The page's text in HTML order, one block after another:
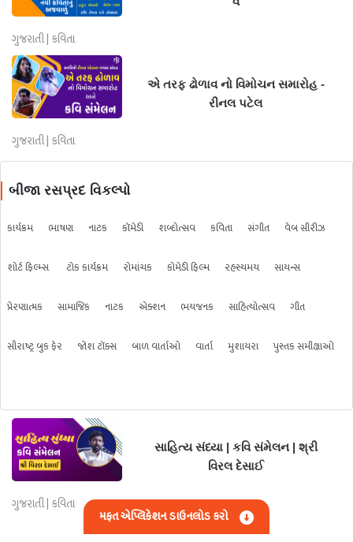
ગુજરાતી | કવિતા
એ તરફ ઢોળાવ નો વિમોચન સમારોહ -
રીનલ પટેલ
ગુજરાતી | કવિતા
બીજા રસપ્રદ વિકલ્પો
કાર્યક્રમ ભાષણ નાટક કૉમેડી શબ્દોત્સવ કવિતા સંગીત વેબ સીરીઝ
શોર્ટ ફિલ્મ્સ ટોક કાર્યક્રમ રોમાંચક કોમેડી ફિલ્મ રહસ્યમય સાયન્સ
પ્રેરણાત્મક સામાજિક નાટક એક્શન ભયજનક સાહિત્યોત્સવ ગીત
સૌરાષ્ટ્ર બુક ફેર જોશ ટૉક્સ બાળ વાર્તાઓ વાર્તા મુશાયરા પુસ્તક સમીક્ષાઓ
સાહિત્ય સંધ્યા | કવિ સંમેલન | શ્રી
વિરલ દેસાઈ
ગુજરાતી | કવિતા
મફત એપ્લિકેશન ડાઉનલોડ કરો